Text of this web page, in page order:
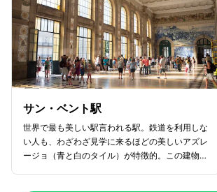
サン・ベント駅
世界で最も美しい駅言われる駅。鉄道を利用しな
い人も、わざわざ見学に来るほどの美しいアズレ
ージョ（青と白のタイル）が特徴的。この建物